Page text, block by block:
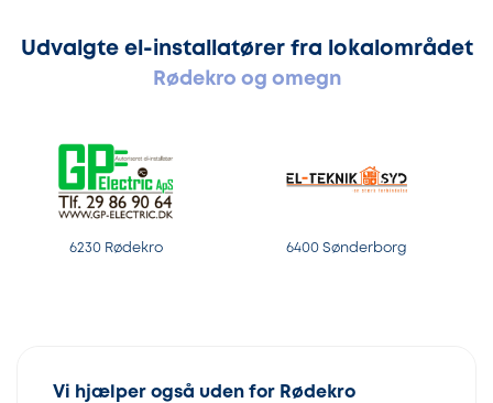
Udvalgte el-installatører fra lokalområdet
Rødekro og omegn
6230 Rødekro 6400 Sønderborg
Vi hjælper også uden for Rødekro